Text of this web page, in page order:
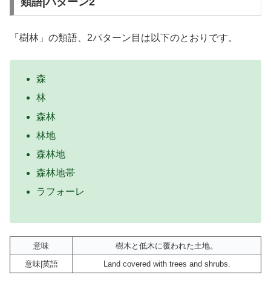
「樹林」の類語、2パターン目は以下のとおりです。
森
林
森林
林地
森林地
森林地帯
ラフォーレ
意味
樹木と低木に覆われた土地。
意味|英語
Land covered with trees and shrubs.